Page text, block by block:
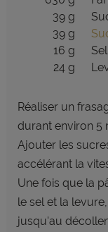
39 g
39 g
16 g
24 g
Réaliser un
durant environ 5
Ajouter les
accélérant la
Une fois que la
le selet la
jusqu'au